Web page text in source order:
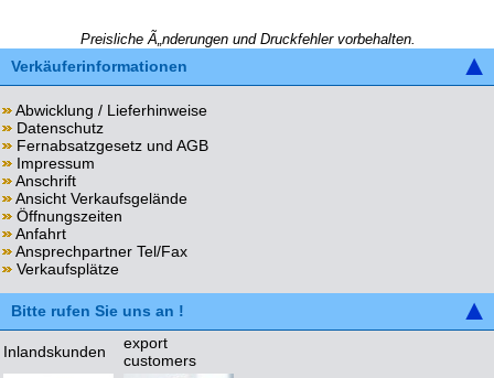
Preisliche Ã„nderungen und Druckfehler vorbehalten.
Verkäuferinformationen
Abwicklung / Lieferhinweise
Datenschutz
Fernabsatzgesetz und AGB
Impressum
Anschrift
Ansicht Verkaufsgelände
Öffnungszeiten
Anfahrt
Ansprechpartner Tel/Fax
Verkaufsplätze
Bitte rufen Sie uns an !
Inlandskunden
export
customers